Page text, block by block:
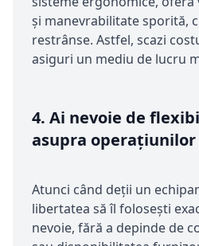
și manevrabilitate sporită,
restrânse. Astfel, scazi
asiguri un mediu de lucru
4. Ai nevoie de
asupra operațiunilor
Atunci când deții un
libertatea să îl folosești
nevoie, fără a depinde de